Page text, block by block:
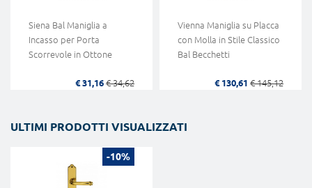
Siena Bal Maniglia a
Incasso per Porta
Scorrevole in Ottone
€ 31,16 € 34,62
Vienna Maniglia su Placca
con Molla in Stile Classico
Bal Becchetti
€ 130,61 € 145,12
ULTIMI PRODOTTI VISUALIZZATI
-10%